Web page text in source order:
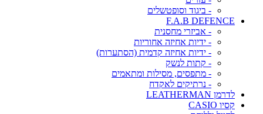
- ביגוד וסופטשלים
F.A.B DEFENCE
- אביזרי מחסנית
- ידיות אחיזה אחוריות
- ידיות אחיזה קדמית (הסתערות)
- קתות לנשק
- מתפסים, מסילות ומתאמים
- נרתיקים לאקדח
לדרמן LEATHERMAN
קסיו CASIO